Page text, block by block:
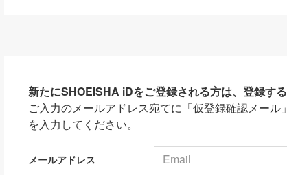
新たにSHOEISHA iDをご登録される方は、登録す
ご入力のメールアドレス宛てに「仮登録確認メー
を入力してください。
メールアドレス